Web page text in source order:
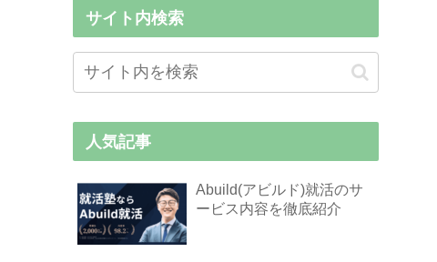
サイト内検索
人気記事
Abuild(アビルド)就活のサ
ービス内容を徹底紹介